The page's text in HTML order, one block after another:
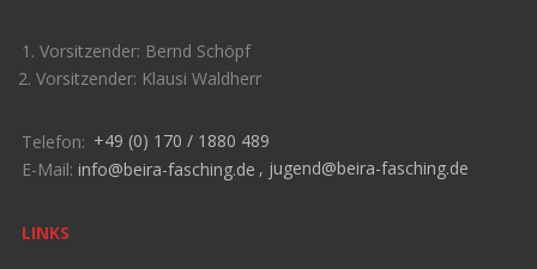
1. Vorsitzender: Bernd Schöpf
2. Vorsitzender: Klausi Waldherr
Telefon: +49 (0) 170 / 1880 489
E-Mail: info@beira-fasching.de , jugend@beira-fasching.de
LINKS